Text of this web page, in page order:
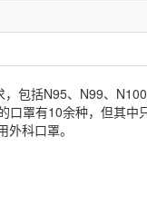
包括N95、N99、
口罩有10余种，但其中
科口罩。